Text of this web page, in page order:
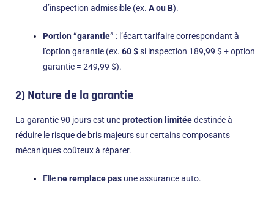
d’inspection admissible (ex. A ou B).
Portion “garantie” : l’écart tarifaire correspondant à
l’option garantie (ex. 60 $si inspection 189,99 $ + option
garantie = 249,99 $).
2) Nature de la garantie
La garantie 90 jours est uneprotection limitéedestinée à
réduire le risque de bris majeurs sur certains composants
mécaniques coûteux à réparer.
Ellene remplace pas une assurance auto.